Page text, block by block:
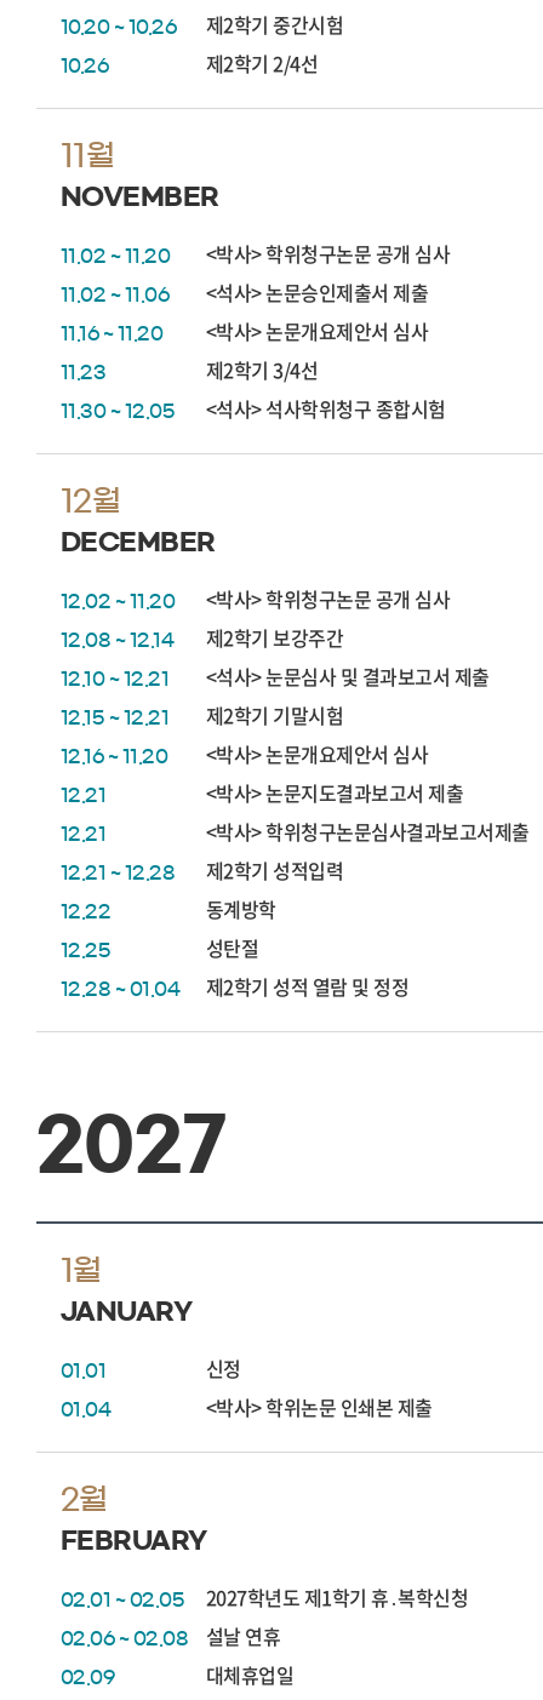
10.20 ~ 10.26 제2학기 중간시험
10.26 제2학기 2/4선
11월
NOVEMBER
11.02 ~ 11.20 <박사> 학위청구논문 공개 심사
11.02 ~ 11.06 <석사> 논문승인제출서 제출
11.16 ~ 11.20 <박사> 논문개요제안서 심사
11.23 제2학기 3/4선
11.30 ~ 12.05 <석사> 석사학위청구 종합시험
12월
DECEMBER
12.02 ~ 11.20 <박사> 학위청구논문 공개 심사
12.08 ~ 12.14 제2학기 보강주간
12.10 ~ 12.21 <석사> 눈문심사 및 결과보고서 제출
12.15 ~ 12.21 제2학기 기말시험
12.16 ~ 11.20 <박사> 논문개요제안서 심사
12.21 <박사> 논문지도결과보고서 제출
12.21 <박사> 학위청구논문심사결과보고서제출
12.21 ~ 12.28 제2학기 성적입력
12.22 동계방학
12.25 성탄절
12.28 ~ 01.04 제2학기 성적 열람 및 정정
2027
1월
JANUARY
01.01 신정
01.04 <박사> 학위논문 인쇄본 제출
2월
FEBRUARY
02.01 ~ 02.05 2027학년도 제1학기 휴․복학신청
02.06 ~ 02.08 설날 연휴
02.09 대체휴업일